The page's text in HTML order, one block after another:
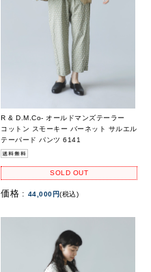
R & D.M.Co- オールドマンズテーラー
コットン スモーキー バーネット サルエル
テーパード パンツ 6141
SOLD OUT
価格 : 44,000円(税込)